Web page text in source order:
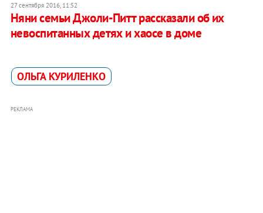
27 сентября 2016, 11:52
Няни семьи Джоли-Питт рассказали об их
невоспитанных детях и хаосе в доме
ОЛЬГА КУРИЛЕНКО
РЕКЛАМА